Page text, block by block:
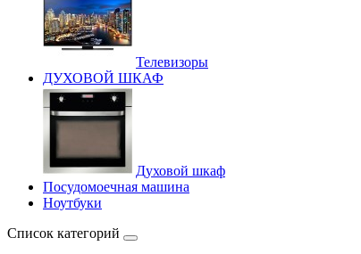
Телевизоры
ДУХОВОЙ ШКАФ
Духовой шкаф
Посудомоечная машина
Ноутбуки
Список категорий